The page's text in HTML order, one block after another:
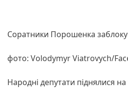
Соратники Порошенка
фото: Volodymyr Viatrovych/
Народні депутати піднялися